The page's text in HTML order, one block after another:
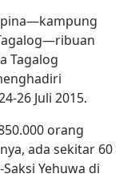
Tagalog
26 Juli 2015.
orang
ada sekitar 60
Yehuwa di